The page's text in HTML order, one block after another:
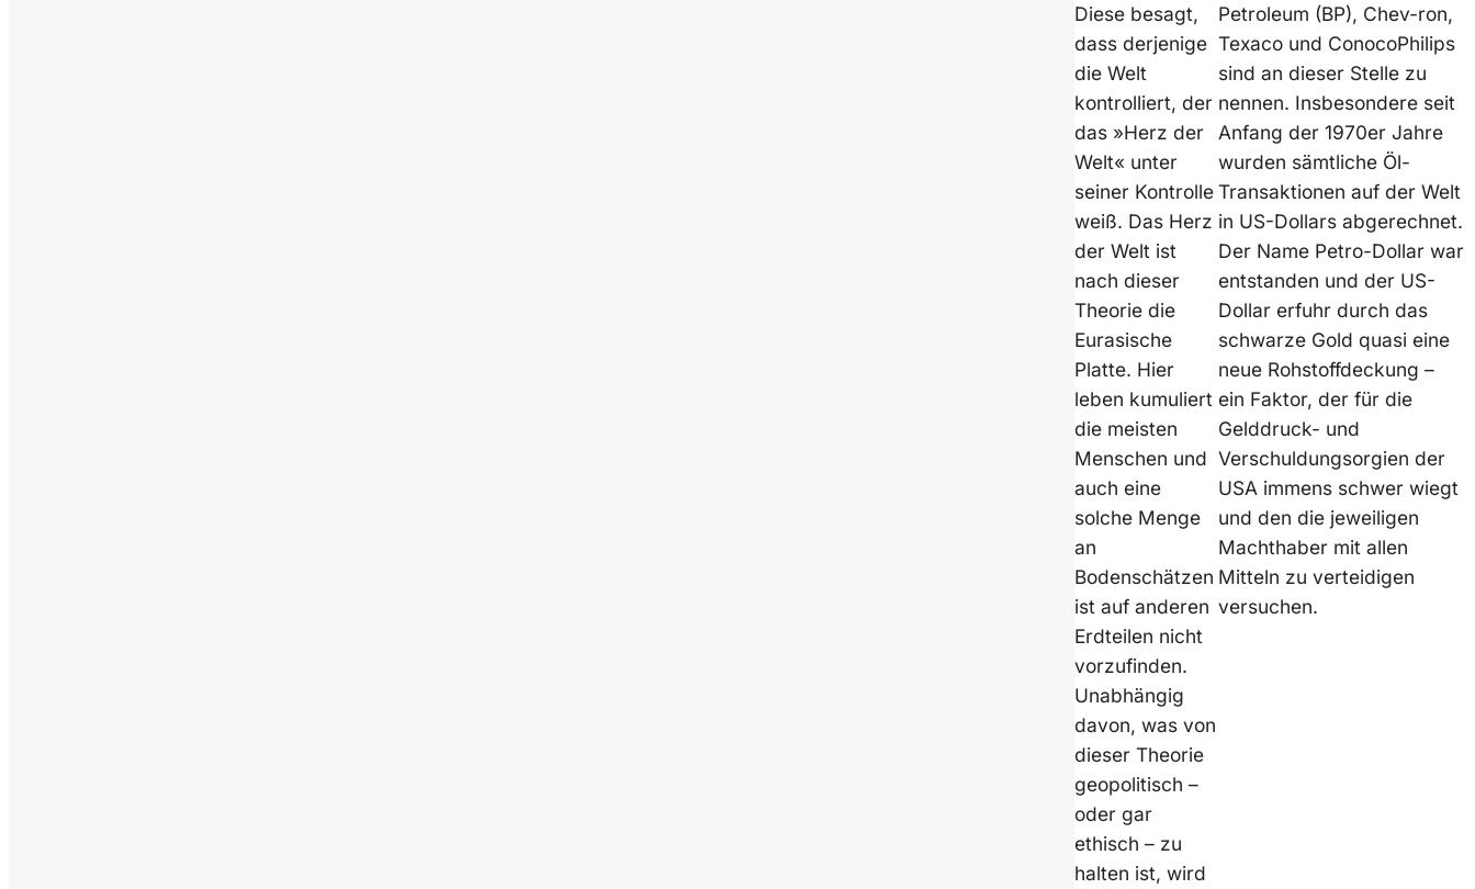
Diese besagt,
dass derjenige
die Welt
kontrolliert, der
das »Herz der
Welt« unter
seiner Kontrolle
weiß. Das Herz
der Welt ist
nach dieser
Theorie die
Eurasische
Platte. Hier
leben kumuliert
die meisten
Menschen und
auch eine
solche Menge
an
Bodenschätzen
ist auf anderen
Erdteilen nicht
vorzufinden.
Unabhängig
davon, was von
dieser Theorie
geopolitisch –
oder gar
ethisch – zu
halten ist, wird
Petroleum (BP), Chev-ron,
Texaco und ConocoPhilips
sind an dieser Stelle zu
nennen. Insbesondere seit
Anfang der 1970er Jahre
wurden sämtliche Öl-
Transaktionen auf der Welt
in US-Dollars abgerechnet.
Der Name Petro-Dollar war
entstanden und der US-
Dollar erfuhr durch das
schwarze Gold quasi eine
neue Rohstoffdeckung –
ein Faktor, der für die
Gelddruck- und
Verschuldungsorgien der
USA immens schwer wiegt
und den die jeweiligen
Machthaber mit allen
Mitteln zu verteidigen
versuchen.